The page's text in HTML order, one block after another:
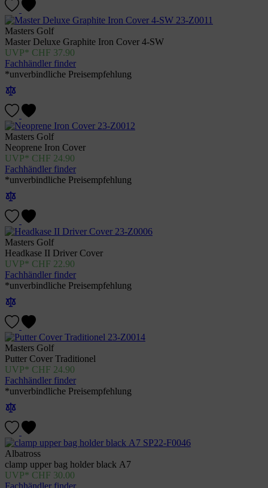
Masters Golf
Master Deluxe Graphite Iron Cover 4-SW
CHF 37.90
Fachhändler finder
*unverbindliche Preisempfehlung
Masters Golf
Neoprene Iron Cover
CHF 24.90
Fachhändler finder
*unverbindliche Preisempfehlung
Masters Golf
Headkase II Driver Cover
CHF 22.90
Fachhändler finder
*unverbindliche Preisempfehlung
Masters Golf
Putter Cover Traditionel
CHF 24.90
Fachhändler finder
*unverbindliche Preisempfehlung
Albatross
clamp upper bag holder black A7
CHF 30.00
Fachhändler finder